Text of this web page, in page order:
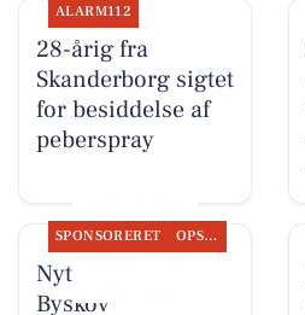
ALARM112
28-årig fra
Skanderborg sigtet
for besiddelse af
peberspray
SPONSORERET OPSLAGSTAVLEN
Nyt fra Slagter
Byskov